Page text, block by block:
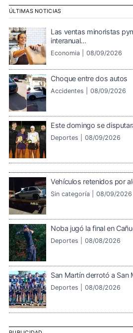
ÚLTIMAS NOTICIAS
Las ventas minoristas
interanual...
Economia | 08/09/2026
Choque entre dos autos
Accidentes | 08/09/2026
Este domingo se
Deportes | 08/09/2026
Vehículos retenidos por
Sin categoría | 08/09/2026
Noba jugó la final en
Deportes | 08/08/2026
San Martín derrotó a San
Deportes | 08/08/2026